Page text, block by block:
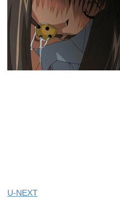
U-NEXT